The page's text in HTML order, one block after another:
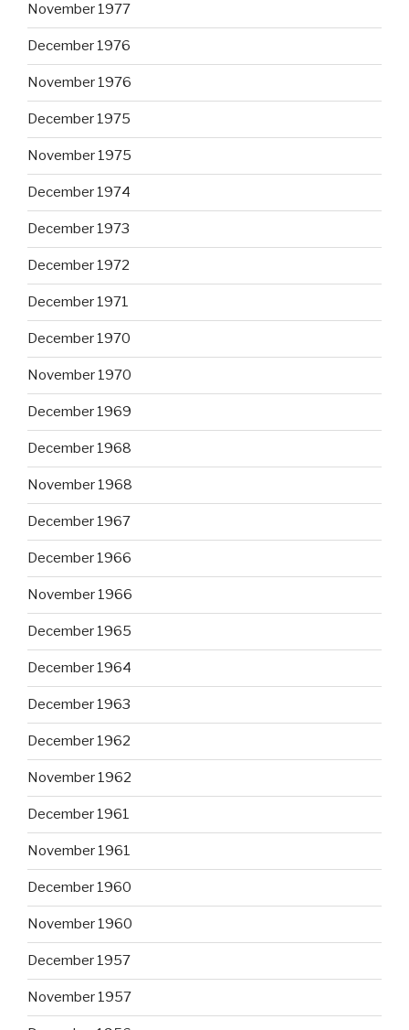
November 1977
December 1976
November 1976
December 1975
November 1975
December 1974
December 1973
December 1972
December 1971
December 1970
November 1970
December 1969
December 1968
November 1968
December 1967
December 1966
November 1966
December 1965
December 1964
December 1963
December 1962
November 1962
December 1961
November 1961
December 1960
November 1960
December 1957
November 1957